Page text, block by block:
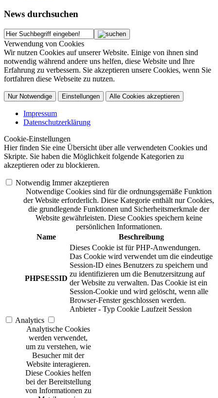
News durchsuchen
Verwendung von Cookies
Wir nutzen Cookies auf unserer Website. Einige von ihnen sind
notwendig während andere uns helfen, diese Website und Ihre
Erfahrung zu verbessern. Sie akzeptieren unsere Cookies, wenn Sie
fortfahren diese Webseite zu nutzen.
Nur Notwendige Einstellungen Alle Cookies akzeptieren
Impressum
Datenschutzerklärung
Cookie-Einstellungen
Hier finden Sie eine Übersicht über alle verwendeten Cookies und
Skripte. Sie haben die Möglichkeit folgende Kategorien zu
akzeptieren oder zu blockieren.
Notwendig Immer akzeptieren
Notwendige Cookies sind für die ordnungsgemäße Funktion
der Website erforderlich. Diese Kategorie enthält nur Cookies,
die grundlegende Funktionen und Sicherheitsmerkmale der
Website gewährleisten. Diese Cookies speichern keine
persönlichen Informationen.
Name
Beschreibung
PHPSESSID
Dieses Cookie ist für PHP-Anwendungen.
Das Cookie wird verwendet um die eindeutige
Session-ID eines Benutzers zu speichern und
zu identifizieren um die Benutzersitzung auf
der Website zu verwalten. Das Cookie ist ein
Session-Cookie und wird gelöscht, wenn alle
Browser-Fenster geschlossen werden.
Anbieter - Typ Cookie Laufzeit Session
Analytics
Analytische Cookies
werden verwendet,
um zu verstehen, wie
Besucher mit der
Website interagieren.
Diese Cookies helfen
bei der Bereitstellung
von Informationen zu